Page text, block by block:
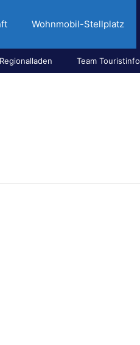
Wohnmobil-Stellplatz
Regionalladen Team Touristinfo